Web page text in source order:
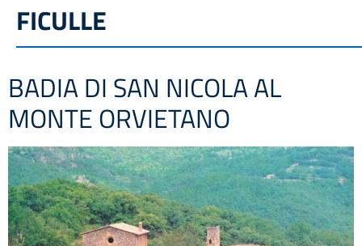
FICULLE
BADIA DI SAN NICOLA AL
MONTE ORVIETANO